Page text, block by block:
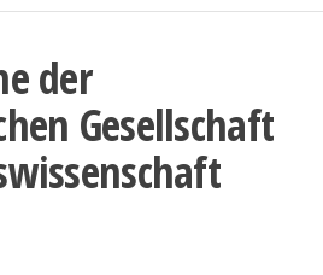
der
Gesellschaft